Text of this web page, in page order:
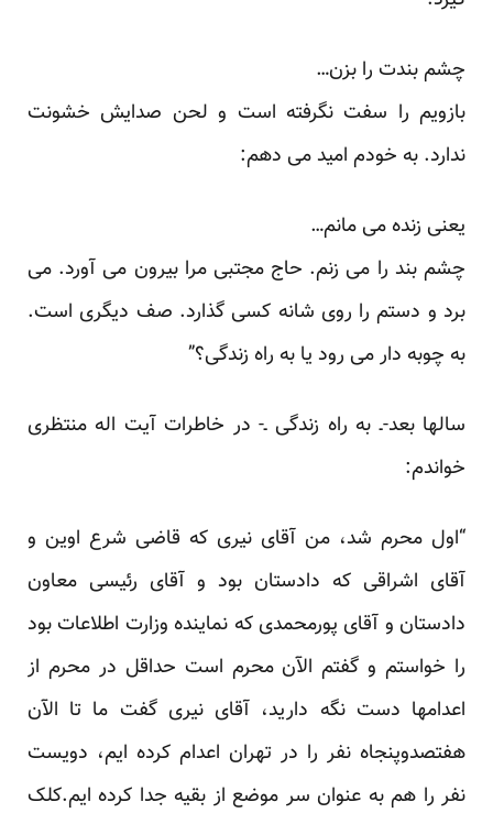
چشم بندت را بزن…
بازویم را سفت نگرفته است و لحن صدایش خشونت
ندارد. به خودم امید می دهم:
یعنی زنده می مانم…
چشم بند را می زنم. حاج مجتبی مرا بیرون می آورد. می
برد و دستم را روی شانه کسی گذارد. صف دیگری است.
به چوبه دار می رود یا به راه زندگی؟”
سالها بعد-ـ به راه زندگی ـ- در خاطرات آیت اله منتظری
خواندم:
“اول محرم شد، من آقای نیری که قاضی شرع اوین و
آقای اشراقی که دادستان بود و آقای رئیسی معاون
دادستان و آقای پورمحمدی که نماینده وزارت اطلاعات بود
را خواستم و گفتم الآن محرم است حداقل در محرم از
اعدامها دست نگه دارید، آقای نیری گفت ما تا الآن
هفتصدوپنجاه نفر را در تهران اعدام کرده ایم، دویست
نفر را هم به عنوان سر موضع از بقیه جدا کرده ایم.کلک